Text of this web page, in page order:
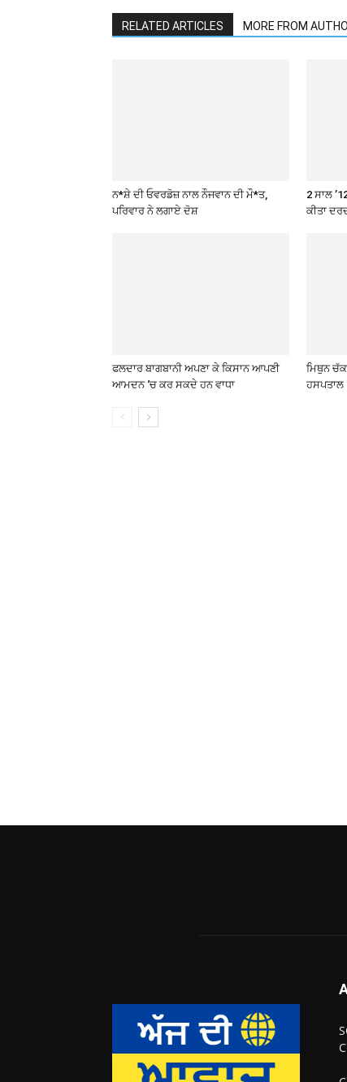
RELATED ARTICLES MORE FROM
ਨ*ਸ਼ੇ ਦੀ ਓਵਰਡੋਜ਼ ਨਾਲ ਨੌਜਵਾਨ ਦੀ ਮੌ*ਤ,
ਪਰਿਵਾਰ ਨੇ ਲਗਾਏ ਦੋਸ਼
2 ਸਾਲ
ਕੀਤਾ
ਫਲਦਾਰ ਬਾਗਬਾਨੀ ਅਪਣਾ ਕੇ ਕਿਸਾਨ ਆਪਣੀ
ਆਮਦਨ ‘ਚ ਕਰ ਸਕਦੇ ਹਨ ਵਾਧਾ
ਮਿਥੁਨ
ਹਸਪਤਾਲ